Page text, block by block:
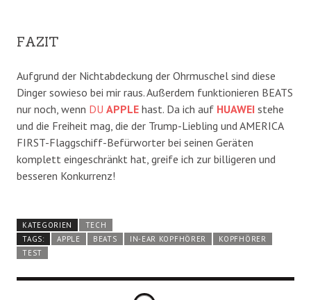
FAZIT
Aufgrund der Nichtabdeckung der Ohrmuschel sind diese
Dinger sowieso bei mir raus. Außerdem funktionieren BEATS
nur noch, wenn DU APPLE hast. Da ich auf HUAWEI stehe
und die Freiheit mag, die der Trump-Liebling und AMERICA
FIRST-Flaggschiff-Befürworter bei seinen Geräten
komplett eingeschränkt hat, greife ich zur billigeren und
besseren Konkurrenz!
KATEGORIEN
TECH
TAGS:
APPLE BEATS IN-EAR KOPFHÖRER
KOPFHÖRER
TEST